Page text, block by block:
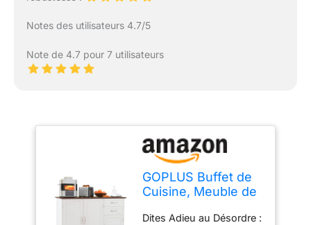
Notes des utilisateurs 4.7/5
Note de 4.7 pour 7 utilisateurs
GOPLUS Buffet de
Cuisine, Meuble de
Placards à Portes, 2
Dites Adieu au Désordre :